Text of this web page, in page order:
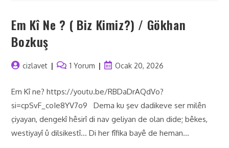
Em Kî Ne ? ( Biz Kimiz?) / Gökhan
Bozkuş
cizlavet 1 Yorum Ocak 20, 2026
Em Kî ne? https://youtu.be/RBDaDrAQdVo?
si=cpSvF_coIe8YV7o9 Dema ku şev dadikeve ser milên
çiyayan, dengekî hêsirî di nav geliyan de olan dide; bêkes,
westiyayî û dilsikestî... Di her fîfika bayê de heman…